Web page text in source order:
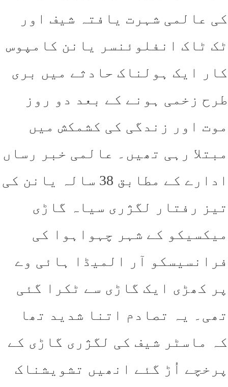
عالمی شہرت یافتہ شیف اور
ٹاک انفلوئنسر یانن کامپوس
ایک ہولناک حادثے میں بری
زخمی ہونے کے بعد دو روز
اور زندگی کی کشمکش میں
رہی تھیں۔ عالمی خبر رساں
ادارے کے مطابق 38 سالہ یانن کی
رفتار لگژری سیاہ گاڑی
کے شہر چہواہوا کی
آر المیڈا ہائی وے
کھڑی ایک گاڑی سے ٹکرا گئی
یہ تصادم اتنا شدید تھا
ماسٹر شیف کی لگژری گاڑی کے
اُڑ گئے انھیں تشویشناک